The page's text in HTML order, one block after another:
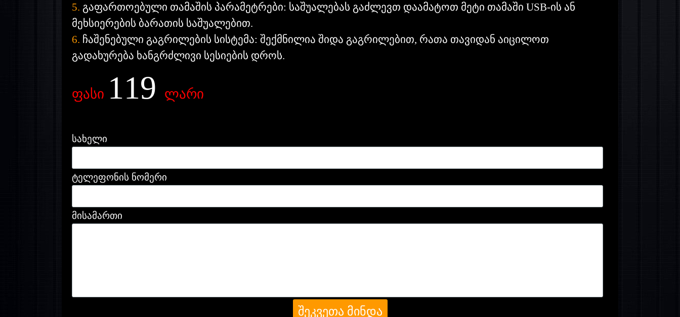
5. გაფართოებული თამაშის პარამეტრები: საშუალებას გაძლევთ დაამატოთ მეტი თამაში USB-ის ან
მეხსიერების ბარათის საშუალებით.
6. ჩაშენებული გაგრილების სისტემა: შექმნილია შიდა გაგრილებით, რათა თავიდან აიცილოთ
გადახურება ხანგრძლივი სესიების დროს.
ფასი 119 ლარი
სახელი
ტელეფონის ნომერი
მისამართი